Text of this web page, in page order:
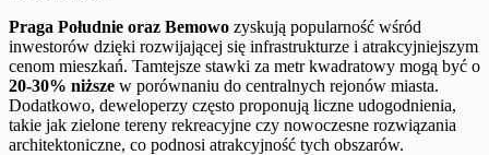
Praga Południe oraz Bemowo zyskują popularność wśród
inwestorów dzięki rozwijającej się infrastrukturze i atrakcyjniejszym
cenom mieszkań. Tamtejsze stawki za metr kwadratowy mogą być o
20-30% niższe w porównaniu do centralnych rejonów miasta.
Dodatkowo, deweloperzy często proponują liczne udogodnienia,
takie jak zielone tereny rekreacyjne czy nowoczesne rozwiązania
architektoniczne, co podnosi atrakcyjność tych obszarów.